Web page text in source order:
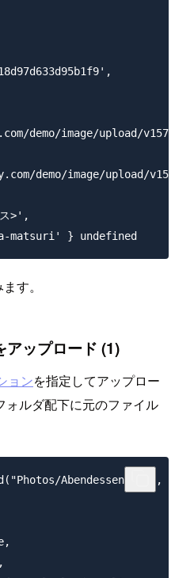
demo/image/upload/
demo/image/upload/
>',
す。
アップロード (1)
ョンを指定してアップロー
ォルダ配下に元のファイル
Abendessen.jpg",